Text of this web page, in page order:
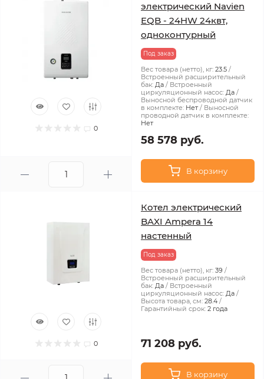
0
электрический Navien
EQB - 24HW 24квт,
одноконтурный
Под заказ
Вес товара (нетто), кг: 23.5
Встроенный расширительный
бак: Да
Встроенный
циркуляционный насос: Да
Выносной беспроводной датчик
в комплекте: Нет
Выносной
проводной датчик в комплекте:
Нет
58 578 руб.
В корзину
0
Котел электрический
BAXI Ampera 14
настенный
Под заказ
Вес товара (нетто), кг: 39
Встроенный расширительный
бак: Да
Встроенный
циркуляционный насос: Да
Высота товара, см: 28.4
Гарантийный срок: 2 года
71 208 руб.
В корзину